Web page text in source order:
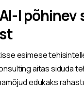
l
esimese
aitas siduda
edukaks